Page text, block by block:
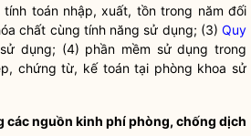
toán nhập, xuất, tồn trong năm đối
chất cùng tính năng sử dụng; (3) Quy
dụng; (4) phần mềm sử dụng trong
chứng từ, kế toán tại phòng khoa sử
các nguồn kinh phí phòng, chống dịch